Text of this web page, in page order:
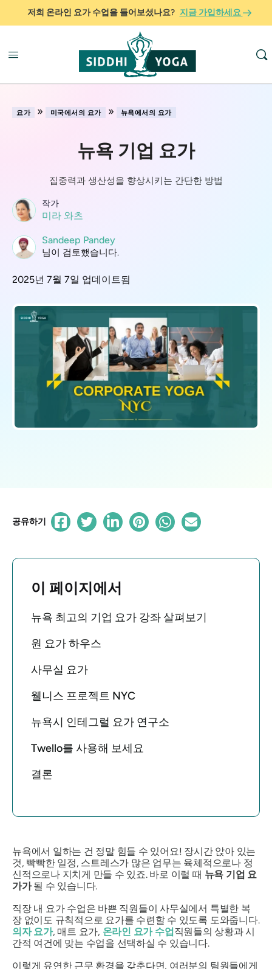
저희 온라인 요가 수업을 들어보셨나요? 지금 가입하세요
요가 » 미국에서의 요가 » 뉴욕에서의 요가
뉴욕 기업 요가
집중력과 생산성을 향상시키는 간단한 방법
작가
미라 와츠
Sandeep Pandey
님이 검토했습니다.
2025년 7월 7일 업데이트됨
공유하기
이 페이지에서
뉴욕 최고의 기업 요가 강좌 살펴보기
원 요가 하우스
사무실 요가
웰니스 프로젝트 NYC
뉴욕시 인테그럴 요가 연구소
Twello를 사용해 보세요
결론
뉴욕에서 일하는 건 정말 힘들 수 있어요! 장시간 앉아 있는
것, 빡빡한 일정, 스트레스가 많은 업무는 육체적으로나 정
신적으로나 지치게 만들 수 있죠. 바로 이럴 때 뉴욕 기업 요
가가될 수 있습니다.
직장 내 요가 수업은 바쁜 직원들이 사무실에서 특별한 복
장 없이도 규칙적으로 요가를 수련할 수 있도록 도와줍니다.
의자 요가, 매트 요가, 온라인 요가 수업직원들의 상황과 시
간적 여건에 맞는 수업을 선택하실 수 있습니다.
이렇게 유연한 근무 환경을 갖춘다면, 여러분의 팀원들에게